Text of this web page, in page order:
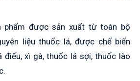
phẩm được sản xuất từ toàn bộ
liệu thuốc lá, được chế biến
xì gà, thuốc lá sợi, thuốc lào